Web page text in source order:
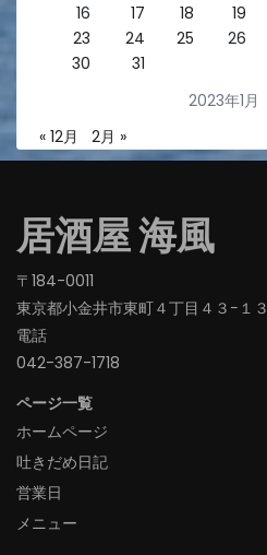
2023年1月
16
17 18 19
23
24 25 26
30
31
« 12月 2月 »
居酒屋 海風
〒184-0011
東京都小金井市東町４丁目４３−１３
電話
042-387-1718‬
ページ一覧
ホームページ
吐きだめ日記
営業日
メニュー